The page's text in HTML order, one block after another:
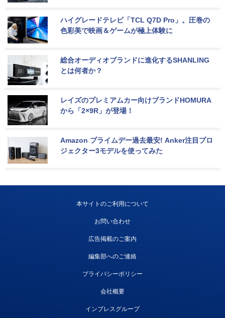
ハイグレードテレビ「TCL Q7D Pro」。圧巻の
色彩美で映画＆ゲームが極上体験に
総合オーディオブランドに進化するSHANLING
とは何者か？
レイズのプレミアムカー向けブランドHOMURA
から「2×9R」が登場！
Amazon プライムデー過去最安! Anker注目プロ
ジェクター3モデルを使ってみた
本サイトのご利用について
お問い合わせ
広告掲載のご案内
編集部へのご連絡
プライバシーポリシー
会社概要
インプレスグループ